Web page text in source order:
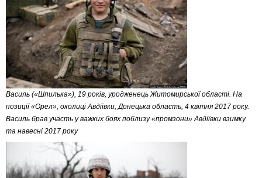
Василь («Шпилька»), 19 років, уродженець Житомирської області. На
позиції «Орел», околиці Авдіївки, Донецька область, 4 квітня 2017 року.
Василь брав участь у важких боях поблизу «промзони» Авдіївки взимку
та навесні 2017 року